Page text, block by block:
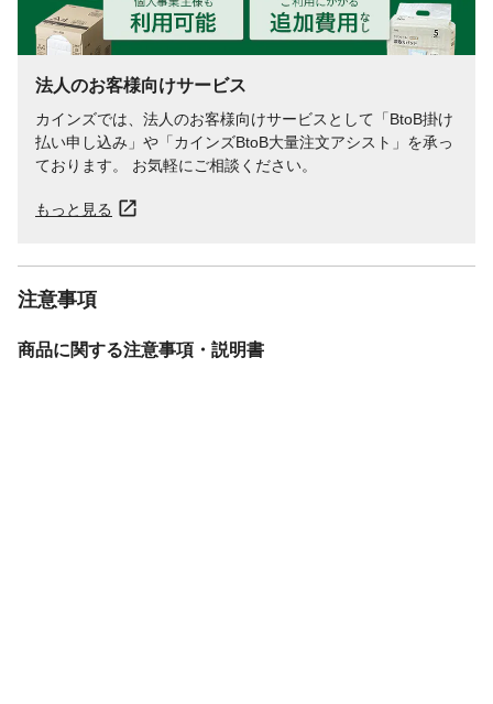
法人のお客様向けサービス
カインズでは、法人のお客様向けサービスとして「BtoB掛け
払い申し込み」や「カインズBtoB大量注文アシスト」を承っ
ております。 お気軽にご相談ください。
もっと見る
注意事項
商品に関する注意事項・説明書